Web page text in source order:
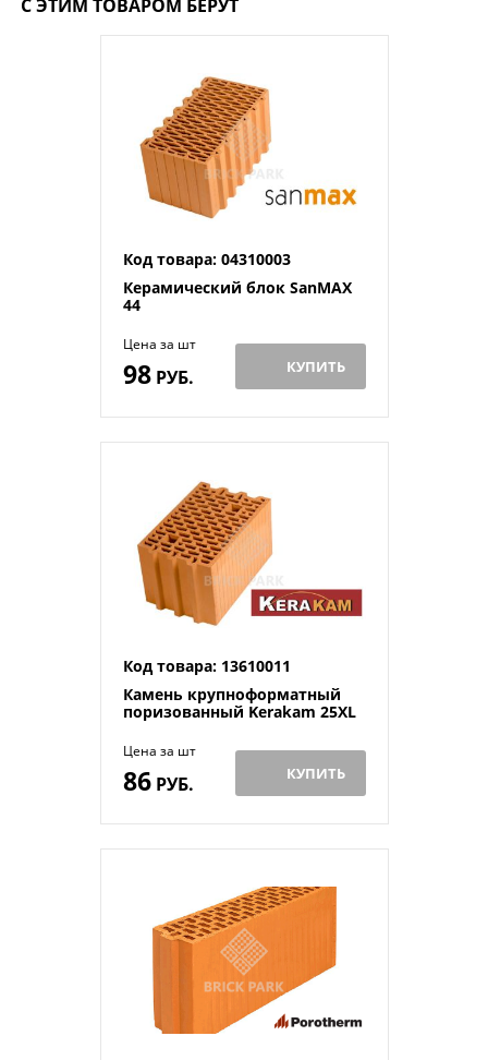
С ЭТИМ ТОВАРОМ БЕРУТ
Код товара: 04310003
Керамический блок SanMAX
44
Цена за шт
98РУБ. КУПИТЬ
Код товара: 13610011
Камень крупноформатный
поризованный Kerakam 25XL
Цена за шт
86РУБ. КУПИТЬ